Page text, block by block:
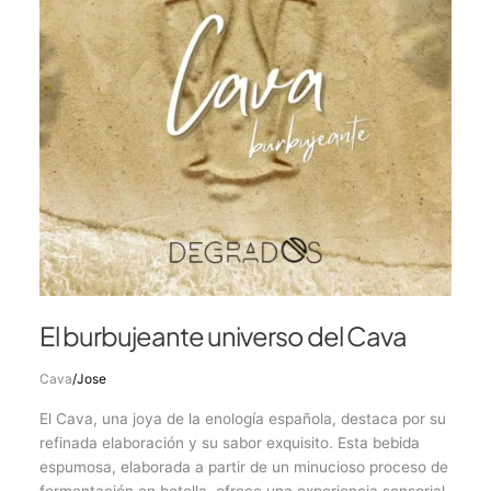
El burbujeante universo del Cava
Cava/Jose
El Cava, una joya de la enología española, destaca por su
refinada elaboración y su sabor exquisito. Esta bebida
espumosa, elaborada a partir de un minucioso proceso de